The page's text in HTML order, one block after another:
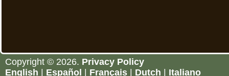
Copyright © 2026. Privacy Policy
English | Español | Français | Dutch | Italiano